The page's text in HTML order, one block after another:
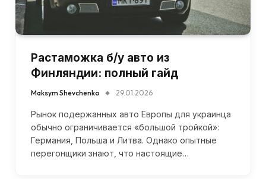
Растаможка б/у авто из
Финляндии: полный гайд
Maksym Shevchenko 29.01.2026
Рынок подержанных авто Европы для украинца
обычно ограничивается «большой тройкой»:
Германия, Польша и Литва. Однако опытные
перегонщики знают, что настоящие…